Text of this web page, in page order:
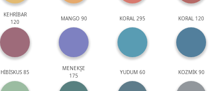
KEHRİBAR
120
MANGO 90 KORAL 295 KORAL 120
HİBİSKUS 85
MENEKŞE
175
YUDUM 60 KOZMİK 90